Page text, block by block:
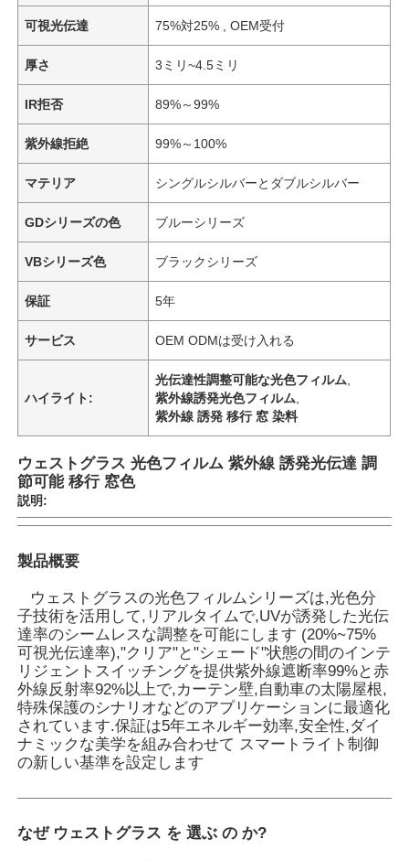
ホーム
企業情報
可視光伝達 75%対25% , OEM受付
厚さ 3ミリ~4.5ミリ
IR拒否 89%～99%
紫外線拒絶 99%～100%
マテリア シングルシルバーとダブルシルバー
GDシリーズの色 ブルーシリーズ
VBシリーズ色 ブラックシリーズ
保証 5年
サービス OEM ODMは受け入れる
ハイライト:
光伝達性調整可能な光色フィルム
紫外線誘発光色フィルム
紫外線 誘発 移行 窓 染料
ウェストグラス 光色フィルム 紫外線 誘発光伝達 調
節可能 移行 窓色
説明:
製品概要
ウェストグラスの光色フィルムシリーズは,光色分
子技術を活用して,リアルタイムで,UVが誘発した光伝
達率のシームレスな調整を可能にします (20%~75%
可視光伝達率),"クリア"と"シェード"状態の間のインテ
リジェントスイッチングを提供紫外線遮断率99%と赤
外線反射率92%以上で,カーテン壁,自動車の太陽屋根,
特殊保護のシナリオなどのアプリケーションに最適化
されています.保証は5年エネルギー効率,安全性,ダイ
ナミックな美学を組み合わせて スマートライト制御
の新しい基準を設定します
なぜ ウェストグラス を 選ぶ の か?